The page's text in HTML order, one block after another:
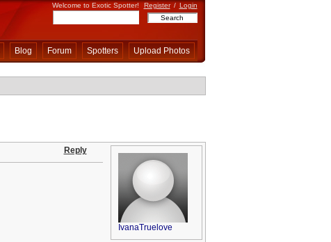
Welcome to Exotic Spotter! Register / Login
Blog Forum Spotters Upload Photos
Reply
IvanaTruelove